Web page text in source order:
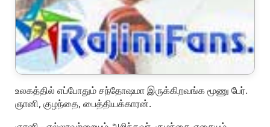
உலகத்தில் எப்போதும் சந்தோஷமா இருக்கிறவங்க மூணு பேர்.
ஞானி, குழந்தை, பைத்தியக்காரன்.